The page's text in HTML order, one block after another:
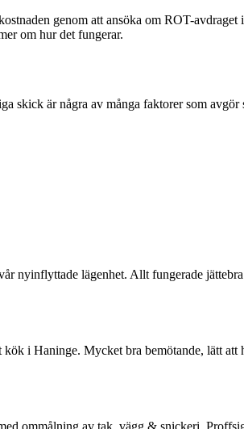
genom att ansöka om ROT-
om hur det fungerar.
skick är några av många faktorer som avgör
nyinflyttade lägenhet. Allt fungerade
i Haninge. Mycket bra bemötande, lätt
ommålning av tak, vägg & snickeri.